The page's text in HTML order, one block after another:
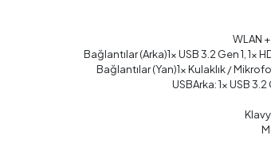
WLAN
Bağlantılar (Arka)1x USB 3.2 Gen 1, 1x
Bağlantılar (Yan)1x Kulaklık /
USBArka: 1x USB